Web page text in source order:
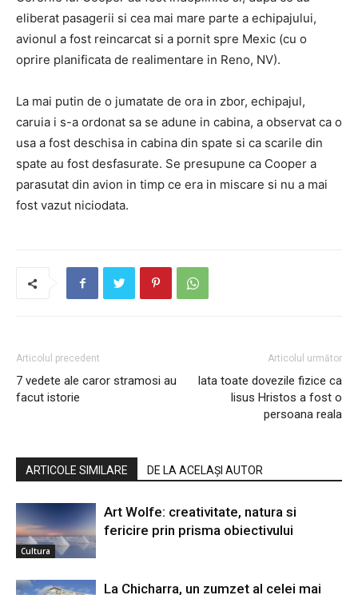
eliberat pasagerii si cea mai mare parte a echipajului,
avionul a fost reincarcat si a pornit spre Mexic (cu o
oprire planificata de realimentare in Reno, NV).
La mai putin de o jumatate de ora in zbor, echipajul,
caruia i s-a ordonat sa se adune in cabina, a observat ca o
usa a fost deschisa in cabina din spate si ca scarile din
spate au fost desfasurate. Se presupune ca Cooper a
parasutat din avion in timp ce era in miscare si nu a mai
fost vazut niciodata.
Articolul precedent
7 vedete ale caror stramosi au
facut istorie
Articolul următor
Iata toate dovezile fizice ca
Iisus Hristos a fost o
persoana reala
ARTICOLE SIMILARE DE LA ACELAȘI AUTOR
Cultura
Art Wolfe: creativitate, natura si
fericire prin prisma obiectivului
La Chicharra, un zumzet al celei mai